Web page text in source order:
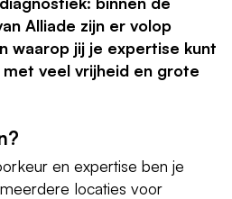
Alliade zijn er volop
waarop jij je expertise kunt
veel vrijheid en grote
en expertise ben je
locaties voor